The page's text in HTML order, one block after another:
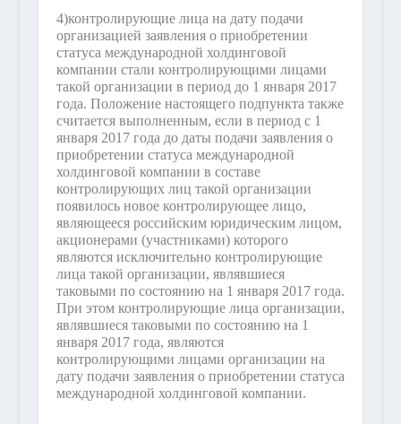
4)контролирующие лица на дату подачи
организацией заявления о приобретении
статуса международной холдинговой
компании стали контролирующими лицами
такой организации в период до 1 января 2017
года. Положение настоящего подпункта также
считается выполненным, если в период с 1
января 2017 года до даты подачи заявления о
приобретении статуса международной
холдинговой компании в составе
контролирующих лиц такой организации
появилось новое контролирующее лицо,
являющееся российским юридическим лицом,
акционерами (участниками) которого
являются исключительно контролирующие
лица такой организации, являвшиеся
таковыми по состоянию на 1 января 2017 года.
При этом контролирующие лица организации,
являвшиеся таковыми по состоянию на 1
января 2017 года, являются
контролирующими лицами организации на
дату подачи заявления о приобретении статуса
международной холдинговой компании.